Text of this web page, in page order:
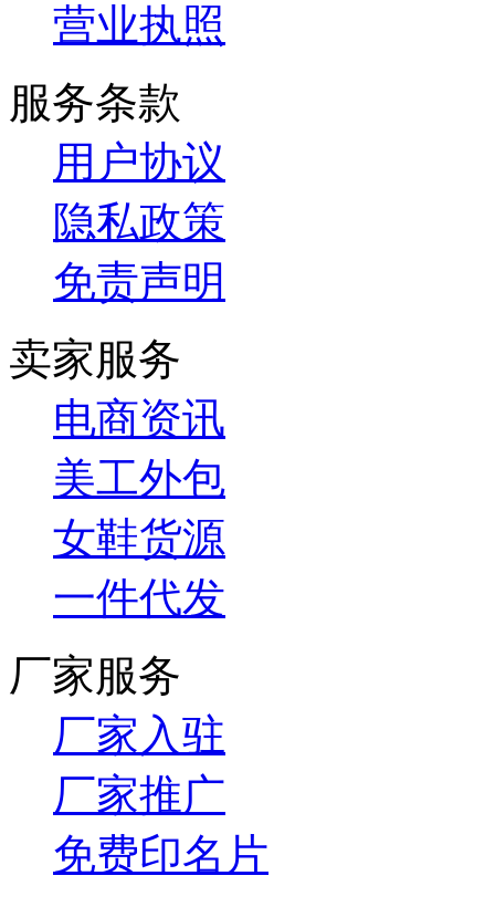
营业执照
服务条款
用户协议
隐私政策
免责声明
卖家服务
电商资讯
美工外包
女鞋货源
一件代发
厂家服务
厂家入驻
厂家推广
免费印名片